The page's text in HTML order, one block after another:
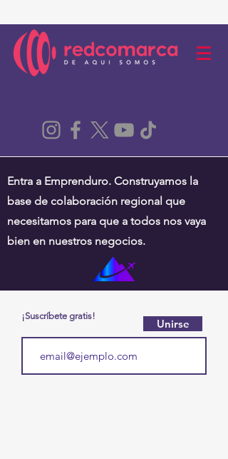
Entra a Emprenduro. Construyamos la
base de colaboración regional que
necesitamos para que a todos nos vaya
bien en nuestros negocios.
¡Suscríbete gratis!
Unirse